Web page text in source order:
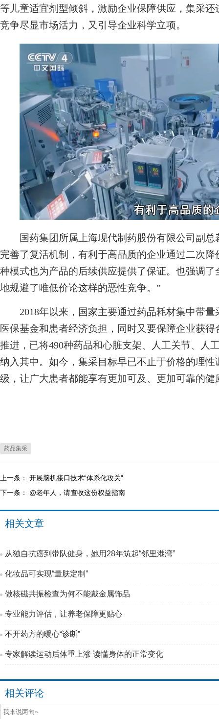
等儿童适宜剂型倾斜，激励企业保障供应，集采
竞争尽显市场活力，又引导企业科学立项。
国药集团所属上海现代制药股份有限公司副总
完善了复活机制，有利于高品质的企业通过二次
种模式也为产品的后续供应提供了保证。也强调
地规避了唯低价论这样的恶性竞争。”
2018年以来，国家主要通过药品耗材集中带量
医保基金和患者经济负担，同时又要保障企业获
推进，已将490种药品和心脏支架、人工关节、人
纳入其中。如今，集采目标早已不止于价格的理
级，让广大患者都能享有更加可及、更加可靠的健
药品集采
上一条： 开展脑机接口技术“体系化攻关”
下一条： @老年人，请查收这份权益指南
相关文章
从独自抗癌到带队健身，她用28年筑起“邻里港湾”
化妆品可实现“量肤定制”
做核磁共振检查为何不能戴金属饰品
专业能力评估，让养老保障更贴心
不开药方的暖心“诊断”
专家解读运动后体重上涨 读懂身体的正常变化
相关评论